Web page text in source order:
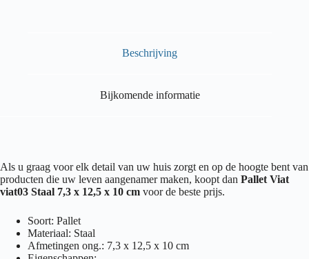
Beschrijving
Bijkomende informatie
Als u graag voor elk detail van uw huis zorgt en op de hoogte bent van
producten die uw leven aangenamer maken, koopt dan Pallet Viat
viat03 Staal 7,3 x 12,5 x 10 cm voor de beste prijs.
Soort: Pallet
Materiaal: Staal
Afmetingen ong.: 7,3 x 12,5 x 10 cm